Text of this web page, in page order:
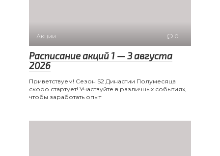
Акции 0
Расписание акций 1 — 3 августа
2026
Приветствуем! Сезон S2 Династии Полумесяца
скоро стартует! Участвуйте в различных событиях,
чтобы заработать опыт